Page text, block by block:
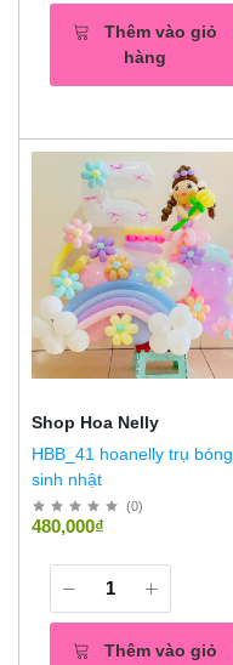
Thêm vào giỏ
hàng
Shop Hoa Nelly
HBB_41 hoanelly trụ bóng
sinh nhật
(0)
480,000₫
Thêm vào giỏ